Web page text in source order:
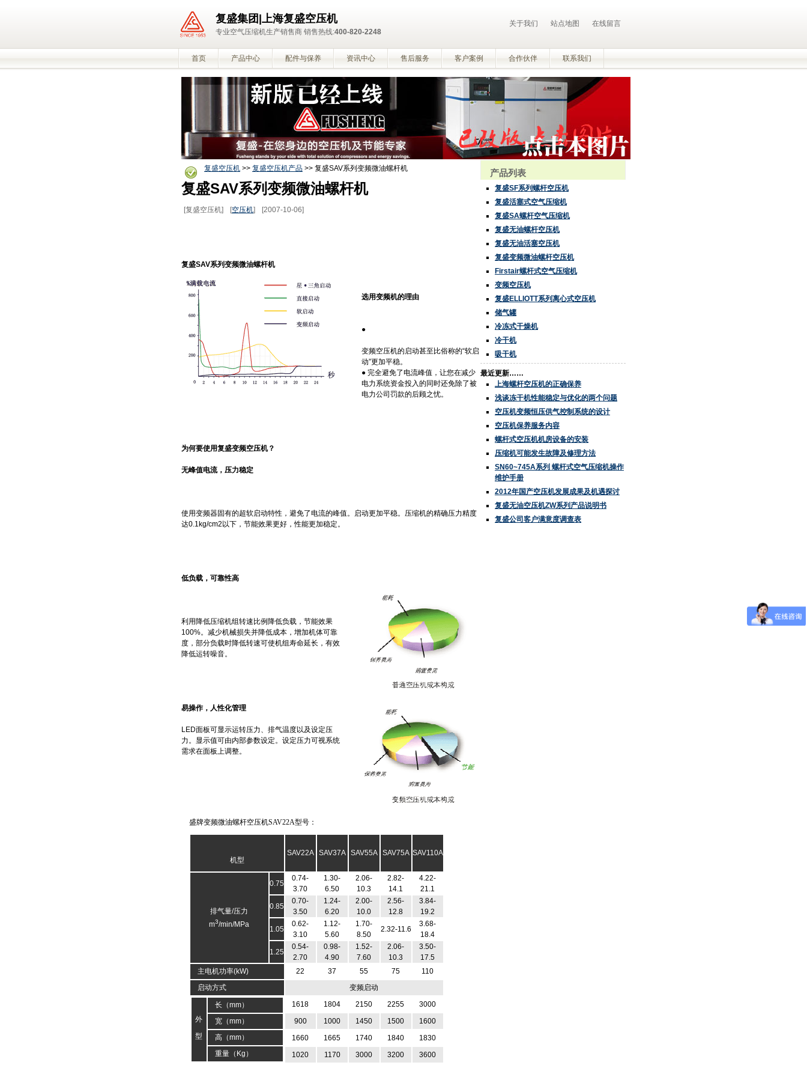
复盛集团|上海复盛空压机
专业空气压缩机生产销售商 销售热线:400-820-2248
关于我们 站点地图 在线留言
首页 产品中心 配件与保养 资讯中心 售后服务 客户案例 合作伙伴 联系我们
复盛空压机 >> 复盛空压机产品 >> 复盛SAV系列变频微油螺杆机
复盛SAV系列变频微油螺杆机
[复盛空压机] [空压机] [2007-10-06]
复盛SAV系列变频微油螺杆机
选用变频机的理由
●
变频空压机的启动甚至比俗称的“软启
动”更加平稳。
● 完全避免了电流峰值，让您在减少
电力系统资金投入的同时还免除了被
电力公司罚款的后顾之忧。
为何要使用复盛变频空压机？
无峰值电流，压力稳定
使用变频器固有的超软启动特性，避免了电流的峰值。启动更加平稳。压缩机的精确压力精度
达0.1kg/cm2以下，节能效果更好，性能更加稳定。
低负载，可靠性高
利用降低压缩机组转速比例降低负载，节能效果
100%。减少机械损失并降低成本，增加机体可靠
度，部分负载时降低转速可使机组寿命延长，有效
降低运转噪音。
易操作，人性化管理
LED面板可显示运转压力、排气温度以及设定压
力。显示值可由内部参数设定。设定压力可视系统
需求在面板上调整。
盛牌变频微油螺杆空压机SAV22A型号：
机型
SAV22A SAV37A SAV55A SAV75A SAV110A
排气量/压力
m3/min/MPa
0.75
0.74-
3.70
1.30-
6.50
2.06-
10.3
2.82-
14.1
4.22-
21.1
0.85
0.70-
3.50
1.24-
6.20
2.00-
10.0
2.56-
12.8
3.84-
19.2
1.05
0.62-
3.10
1.12-
5.60
1.70-
8.50
2.32-11.6
3.68-
18.4
1.25
0.54-
2.70
0.98-
4.90
1.52-
7.60
2.06-
10.3
3.50-
17.5
主电机功率(kW)
22 37 55 75
110
启动方式
变频启动
外
型
长（mm）
宽（mm）
高（mm）
重量（Kg）
1618 1804 2150 2255
3000
900
1000 1450 1500
1600
1660
1665 1740 1840
1830
1020
1170 3000 3200 3600
产品列表
复盛SF系列螺杆空压机
复盛活塞式空气压缩机
复盛SA螺杆空气压缩机
复盛无油螺杆空压机
复盛无油活塞空压机
复盛变频微油螺杆空压机
Firstair螺杆式空气压缩机
变频空压机
复盛ELLIOTT系列离心式空压机
储气罐
冷冻式干燥机
冷干机
吸干机
最近更新……
上海螺杆空压机的正确保养
浅谈冻干机性能稳定与优化的两个问题
空压机变频恒压供气控制系统的设计
空压机保养服务内容
螺杆式空压机机房设备的安装
压缩机可能发生故障及修理方法
SN60~745A系列 螺杆式空气压缩机操作
维护手册
2012年国产空压机发展成果及机遇探讨
复盛无油空压机ZW系列产品说明书
复盛公司客户满意度调查表